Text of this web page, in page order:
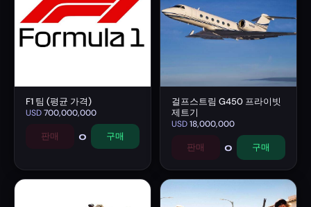
F1 팀 (평균 가격)
USD700,000,000
판매 0 구매
걸프스트림 G450 프라이빗
제트기
USD18,000,000
판매 0 구매